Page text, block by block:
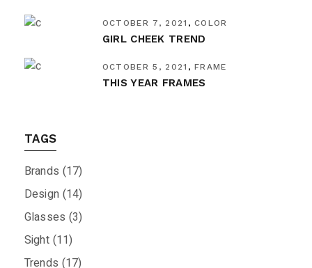
OCTOBER 7, 2021 COLOR
GIRL CHEEK TREND
OCTOBER 5, 2021 FRAME
THIS YEAR FRAMES
TAGS
Brands (17)
Design (14)
Glasses (3)
Sight (11)
Trends (17)